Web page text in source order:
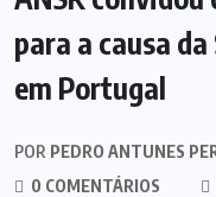
para a causa
em Portugal
POR PEDRO ANTUNES
0 COMENTÁRIOS